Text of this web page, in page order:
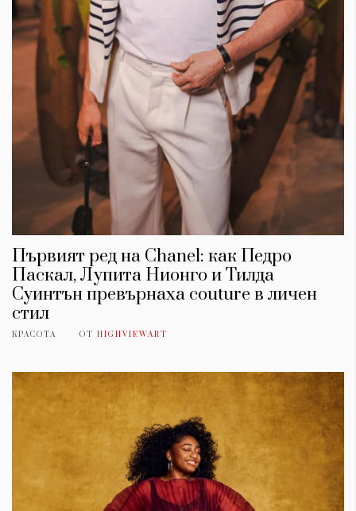
Първият ред на Chanel: как Педро
Паскал, Лупита Нионго и Тилда
Суинтън превърнаха couture в личен
стил
КРАСОТА ОТ HIGHVIEWART